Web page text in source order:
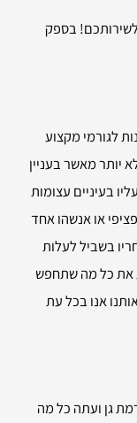
בספק
לגורמי מקצוע
יותר מאשר בעניין
בעיניים עצומות
או אנשהו אחד
בשביל לעלות
את כל מה שתחפש
אנו בכל עת
גן ועתה כל מה